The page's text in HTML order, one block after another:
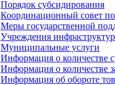
Порядок субсидирования
Координационный совет
Меры государственной
Учреждения
Муниципальные услуги
Информация о количестве
Информация о количестве
Информация об обороте